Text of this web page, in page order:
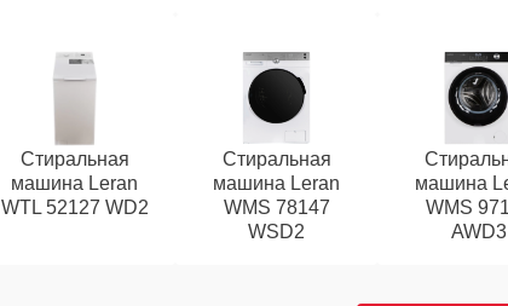
Стиральная
машина Leran
WTL 52127 WD2
Стиральная
машина Leran
WMS 78147
WSD2
машина
WMS
AWD3